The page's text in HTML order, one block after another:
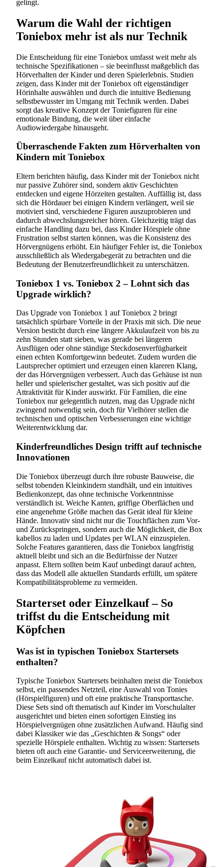
gelingt.
Warum die Wahl der richtigen
Toniebox mehr ist als nur Technik
Die Entscheidung für eine Toniebox umfasst weit mehr als
technische Spezifikationen – sie beeinflusst maßgeblich das
Hörverhalten der Kinder und deren Spielerlebnis. Studien
zeigen, dass Kinder mit der Toniebox oft eigenständiger
Hörinhalte auswählen und durch die intuitive Bedienung
selbstbewusster im Umgang mit Technik werden. Dabei
sorgt das kreative Konzept der Toniefiguren für eine
emotionale Bindung, die weit über einfache
Audiowiedergabe hinausgeht.
Überraschende Fakten zum Hörverhalten von
Kindern mit Toniebox
Eltern berichten häufig, dass Kinder mit der Toniebox nicht
nur passive Zuhörer sind, sondern aktiv Geschichten
entdecken und eigene Hörzeiten gestalten. Auffällig ist, dass
sich die Hördauer bei einigen Kindern verlängert, weil sie
motiviert sind, verschiedene Figuren auszuprobieren und
dadurch abwechslungsreicher hören. Gleichzeitig trägt das
einfache Handling dazu bei, dass Kinder Hörspiele ohne
Frustration selbst starten können, was die Konsistenz des
Hörvergnügens erhöht. Ein häufiger Fehler ist, die Toniebox
ausschließlich als Wiedergabegerät zu betrachten und die
Bedeutung der Benutzerfreundlichkeit zu unterschätzen.
Toniebox 1 vs. Toniebox 2 – Lohnt sich das
Upgrade wirklich?
Das Upgrade von Toniebox 1 auf Toniebox 2 bringt
tatsächlich spürbare Vorteile in der Praxis mit sich. Die neue
Version besticht durch eine längere Akkulaufzeit von bis zu
zehn Stunden statt sieben, was gerade bei längeren
Ausflügen oder ohne ständige Steckdosenverfügbarkeit
einen echten Komfortgewinn bedeutet. Zudem wurden die
Lautsprecher optimiert und erzeugen einen klareren Klang,
der das Hörvergnügen verbessert. Auch das Gehäuse ist nun
heller und spielerischer gestaltet, was sich positiv auf die
Attraktivität für Kinder auswirkt. Für Familien, die eine
Toniebox nur gelegentlich nutzen, mag das Upgrade nicht
zwingend notwendig sein, doch für Vielhörer stellen die
technischen und optischen Verbesserungen eine wichtige
Weiterentwicklung dar.
Kinderfreundliches Design trifft auf technische
Innovationen
Die Toniebox überzeugt durch ihre robuste Bauweise, die
selbst tobenden Kleinkindern standhält, und ein intuitives
Bedienkonzept, das ohne technische Vorkenntnisse
verständlich ist. Weiche Kanten, griffige Oberflächen und
eine angenehme Größe machen das Gerät ideal für kleine
Hände. Innovativ sind nicht nur die Touchflächen zum Vor-
und Zurückspringen, sondern auch die Möglichkeit, die Box
kabellos zu laden und Updates per WLAN einzuspielen.
Solche Features garantieren, dass die Toniebox langfristig
aktuell bleibt und sich an die Bedürfnisse der Nutzer
anpasst. Eltern sollten beim Kauf unbedingt darauf achten,
dass das Modell alle aktuellen Standards erfüllt, um spätere
Kompatibilitätsprobleme zu vermeiden.
Starterset oder Einzelkauf – So
triffst du die Entscheidung mit
Köpfchen
Was ist in typischen Toniebox Startersets
enthalten?
Typische Toniebox Startersets beinhalten meist die Toniebox
selbst, ein passendes Netzteil, eine Auswahl von Tonies
(Hörspielfiguren) und oft eine praktische Transporttasche.
Diese Sets sind oft thematisch auf Kinder im Vorschulalter
ausgerichtet und bieten einen sofortigen Einstieg ins
Hörspielvergnügen ohne zusätzlichen Aufwand. Häufig sind
dabei Klassiker wie das „Geschichten & Songs“ oder
spezielle Hörspiele enthalten. Wichtig zu wissen: Startersets
bieten oft auch eine Garantie- und Serviceerweiterung, die
beim Einzelkauf nicht automatisch dabei ist.